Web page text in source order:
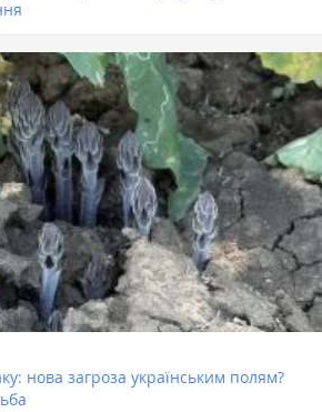
нова загроза українським полям?